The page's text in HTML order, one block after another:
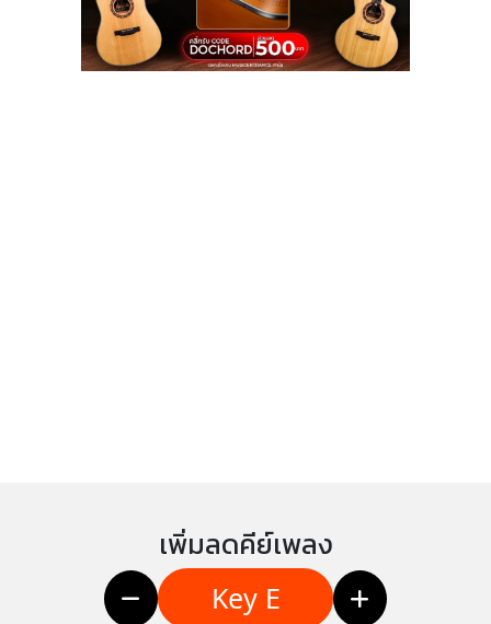
เพิ่มลดคีย์เพลง
Key E